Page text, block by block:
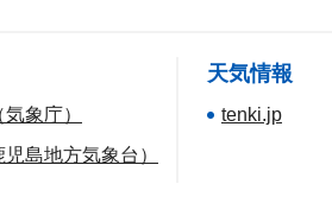
象庁）
島地方気象台）
天気情報
tenki.jp